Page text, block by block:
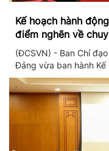
Kế hoạch hành
điểm nghẽn về
Đảng
(ĐCSVN) - Ban Chỉ
Đảng vừa ban hành Kế